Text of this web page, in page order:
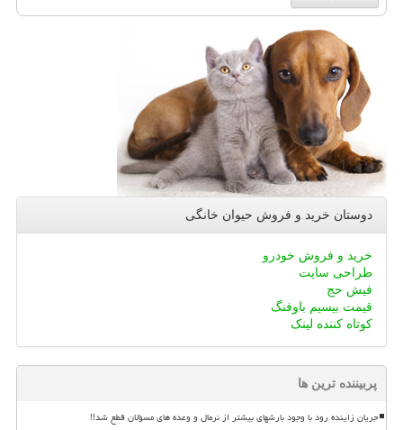
دوستان خرید و فروش حیوان خانگی
خرید و فروش خودرو
طراحی سایت
فیش حج
قیمت بیسیم باوفنگ
کوتاه کننده لینک
پربیننده ترین ها
جریان زاینده رود با وجود بارشهای بیشتر از نرمال و وعده های مسؤلان قطع شد!!